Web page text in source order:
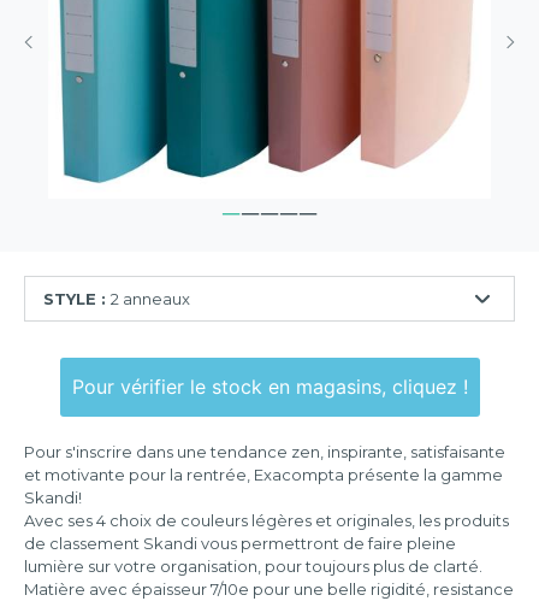
STYLE : 2 anneaux
anneaux
Pour vérifier le stock en magasins, cliquez !
Pour s'inscrire dans une tendance zen, inspirante, satisfaisante
et motivante pour la rentrée, Exacompta présente la gamme
Skandi!
Avec ses 4 choix de couleurs légères et originales, les produits
de classement Skandi vous permettront de faire pleine
lumière sur votre organisation, pour toujours plus de clarté.
Matière avec épaisseur 7/10e pour une belle rigidité, resistance